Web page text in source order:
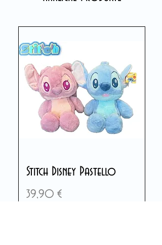
Stitch Disney Pastello
Preis
39,90 €